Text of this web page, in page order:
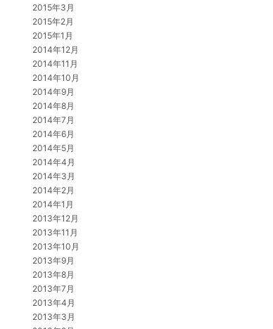
2015年3月
2015年2月
2015年1月
2014年12月
2014年11月
2014年10月
2014年9月
2014年8月
2014年7月
2014年6月
2014年5月
2014年4月
2014年3月
2014年2月
2014年1月
2013年12月
2013年11月
2013年10月
2013年9月
2013年8月
2013年7月
2013年4月
2013年3月